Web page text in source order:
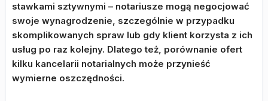
stawkami sztywnymi – notariusze mogą negocjować
swoje wynagrodzenie, szczególnie w przypadku
skomplikowanych spraw lub gdy klient korzysta z ich
usług po raz kolejny. Dlatego też, porównanie ofert
kilku kancelarii notarialnych może przynieść
wymierne oszczędności.